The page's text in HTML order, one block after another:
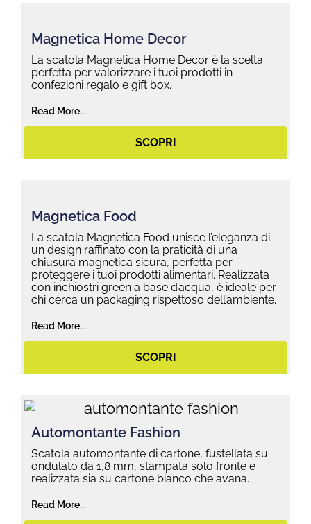
Magnetica Home Decor
La scatola Magnetica Home Decor è la scelta
perfetta per valorizzare i tuoi prodotti in
confezioni regalo e gift box.
Read More...
SCOPRI
Magnetica Food
La scatola Magnetica Food unisce l’eleganza di
un design raffinato con la praticità di una
chiusura magnetica sicura, perfetta per
proteggere i tuoi prodotti alimentari. Realizzata
con inchiostri green a base d’acqua, è ideale per
chi cerca un packaging rispettoso dell’ambiente.
Read More...
SCOPRI
Automontante Fashion
Scatola automontante di cartone, fustellata su
ondulato da 1,8 mm, stampata solo fronte e
realizzata sia su cartone bianco che avana.
Read More...